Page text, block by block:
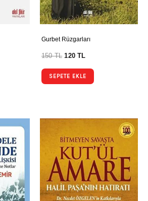
Gurbet Rüzgarları
150TL 120TL
SEPETE EKLE